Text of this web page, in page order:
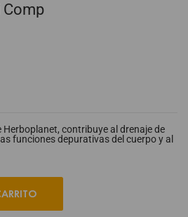
Comp
Herboplanet, contribuye al drenaje de
funciones depurativas del cuerpo y al